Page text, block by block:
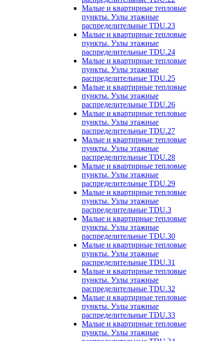
Малые и квартирные тепловые
пункты. Узлы этажные
распределительные TDU.23
Малые и квартирные тепловые
пункты. Узлы этажные
распределительные TDU.24
Малые и квартирные тепловые
пункты. Узлы этажные
распределительные TDU.25
Малые и квартирные тепловые
пункты. Узлы этажные
распределительные TDU.26
Малые и квартирные тепловые
пункты. Узлы этажные
распределительные TDU.27
Малые и квартирные тепловые
пункты. Узлы этажные
распределительные TDU.28
Малые и квартирные тепловые
пункты. Узлы этажные
распределительные TDU.29
Малые и квартирные тепловые
пункты. Узлы этажные
распределительные TDU.3
Малые и квартирные тепловые
пункты. Узлы этажные
распределительные TDU.30
Малые и квартирные тепловые
пункты. Узлы этажные
распределительные TDU.31
Малые и квартирные тепловые
пункты. Узлы этажные
распределительные TDU.32
Малые и квартирные тепловые
пункты. Узлы этажные
распределительные TDU.33
Малые и квартирные тепловые
пункты. Узлы этажные